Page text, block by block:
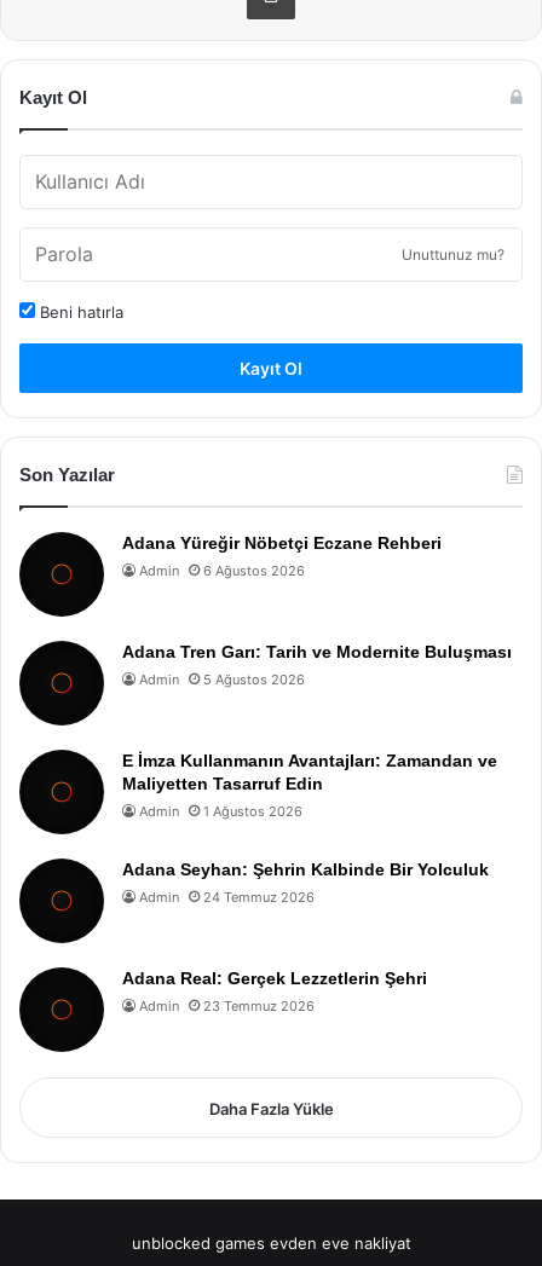
Kayıt Ol
Unuttunuz mu?
Beni hatırla
Kayıt Ol
Son Yazılar
Adana Yüreğir Nöbetçi Eczane Rehberi
Admin 6 Ağustos 2026
Adana Tren Garı: Tarih ve Modernite Buluşması
Admin 5 Ağustos 2026
E İmza Kullanmanın Avantajları: Zamandan ve
Maliyetten Tasarruf Edin
Admin 1 Ağustos 2026
Adana Seyhan: Şehrin Kalbinde Bir Yolculuk
Admin 24 Temmuz 2026
Adana Real: Gerçek Lezzetlerin Şehri
Admin 23 Temmuz 2026
Daha Fazla Yükle
unblocked games evden eve nakliyat